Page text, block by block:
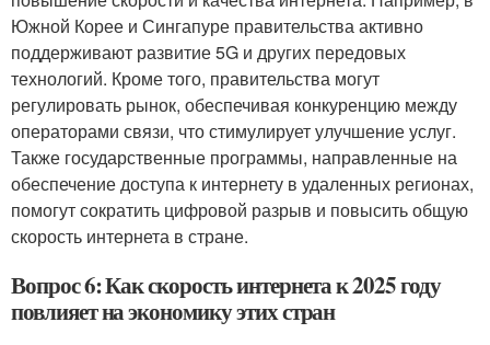
Южной Корее и Сингапуре правительства активно
поддерживают развитие 5G и других передовых
технологий. Кроме того, правительства могут
регулировать рынок, обеспечивая конкуренцию между
операторами связи, что стимулирует улучшение услуг.
Также государственные программы, направленные на
обеспечение доступа к интернету в удаленных регионах,
помогут сократить цифровой разрыв и повысить общую
скорость интернета в стране.
Вопрос 6: Как скорость интернета к 2025 году
повлияет на экономику этих стран